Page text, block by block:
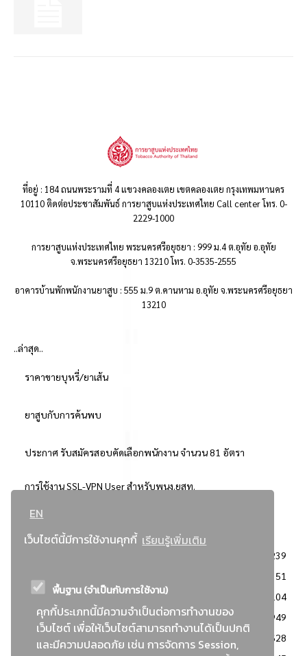
EN
เว็บไซต์นี้มีการใช้งานคุกกี้ เรียนรู้เพิ่มเติม
พื้นฐาน (จำเป็นกับการใช้งาน)
คุกกี้ประเภทนี้มีความจำเป็นต่อการทำงานของ
เว็บไซต์ เพื่อให้เว็บไซต์สามารถทำงานได้เป็นปกติ
และมีความปลอดภัย เช่น การจัดการ Session,
ที่อยู่ : 184 ถนนพระรามที่ 4 แขวงคลองเตย เขตคลองเตย กรุงเทพมหานคร
10110 ติดต่อประชาสัมพันธ์ การยาสูบแห่งประเทศไทย Call center โทร. 0-
2229-1000
การยาสูบแห่งประเทศไทย พระนครศรีอยุธยา : 999 ม.4 ต.อุทัย อ.อุทัย
จ.พระนครศรีอยุธยา 13210 โทร. 0-3535-2555
อาคารบ้านพักพนักงานยาสูบ : 555 ม.9 ต.คานหาม อ.อุทัย จ.พระนครศรีอยุธยา
13210
..ล่าสุด..
ราคาขายบุหรี่/ยาเส้น
ยาสูบกับการค้นพบ
ประกาศ รับสมัครสอบคัดเลือกพนักงาน จำนวน 81 อัตรา
การใช้งาน SSL-VPN User สำหรับพนง.ยสท.
..ยอดนิยม..
3239
2351
: วิธีเฉพาะเจาะจง
2104
ข่าวสาร/ประกาศ
1949
: เอกสารส่งเสริมความโปร่งใสในการจัดซื้อจัดจ้าง
1628